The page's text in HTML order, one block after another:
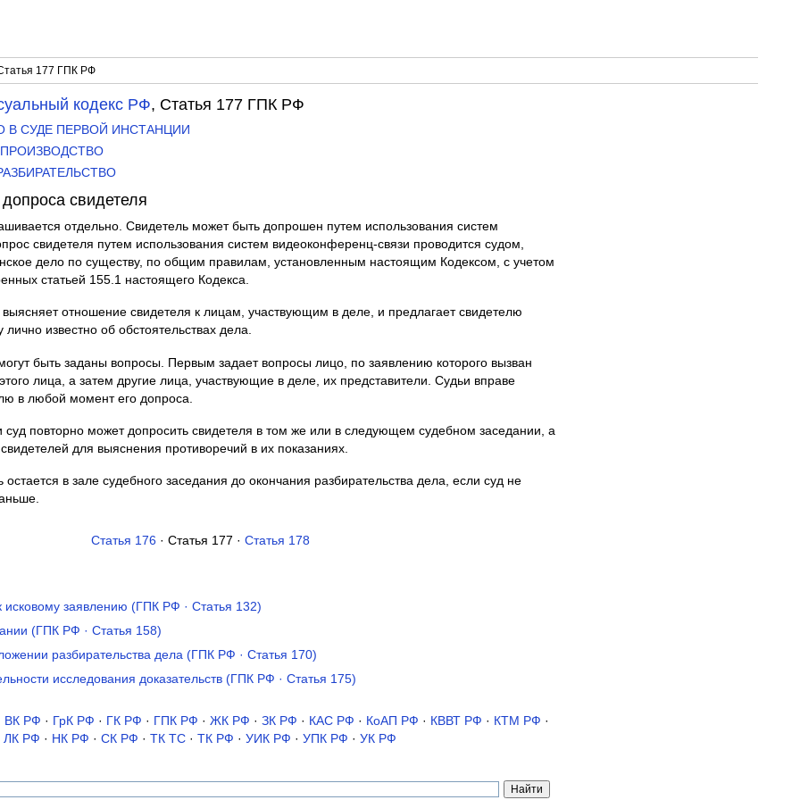
177 ГПК РФ
кодекс РФ, Статья 177 ГПК РФ
В СУДЕ ПЕРВОЙ ИНСТАНЦИИ
ПРОИЗВОДСТВО
свидетеля
отдельно. Свидетель может быть допрошен путем использования систем
свидетеля путем использования систем видеоконференц-связи проводится судом,
дело по существу, по общим правилам, установленным настоящим Кодексом, с учетом
статьей 155.1 настоящего Кодекса.
отношение свидетеля к лицам, участвующим в деле, и предлагает свидетелю
известно об обстоятельствах дела.
быть заданы вопросы. Первым задает вопросы лицо, по заявлению которого вызван
лица, а затем другие лица, участвующие в деле, их представители. Судьи вправе
в любой момент его допроса.
суд повторно может допросить свидетеля в том же или в следующем судебном заседании, а
для выяснения противоречий в их показаниях.
в зале судебного заседания до окончания разбирательства дела, если суд не
Статья 176· Статья 177 · Статья 178
заявлению (ГПК РФ · Статья 132)
(ГПК РФ · Статья 158)
разбирательства дела (ГПК РФ · Статья 170)
исследования доказательств (ГПК РФ · Статья 175)
ВК РФ · ГрК РФ · ГК РФ · ГПК РФ · ЖК РФ · ЗК РФ · КАС РФ · КоАП РФ · КВВТ РФ · КТМ РФ ·
ЛК РФ · НК РФ · СК РФ · ТК TC · ТК РФ · УИК РФ · УПК РФ · УК РФ